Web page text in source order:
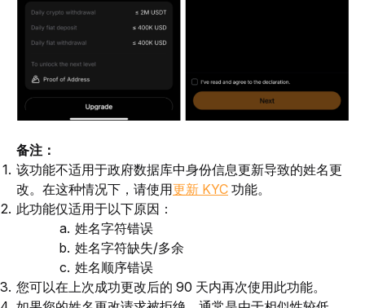
备注：
该功能不适用于政府数据库中身份信息更新导致的姓名更
改。在这种情况下，请使用更新 KYC 功能。
此功能仅适用于以下原因：
姓名字符错误
姓名字符缺失/多余
姓名顺序错误
您可以在上次成功更改后的 90 天内再次使用此功能。